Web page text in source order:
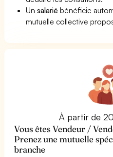
Unsalarié bénéficie
mutuelle collective
À partir de
Vous êtes Vendeur /
Prenez une mutuelle
branche